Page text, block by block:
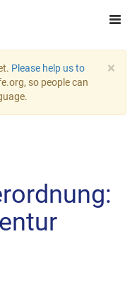
×
Please help us to
so people can